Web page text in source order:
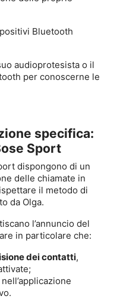
Bluetooth
audioprotesista o il
per conoscerne le
specifica:
Sport
dispongono di un
delle chiamate in
il metodo di
da Olga.
l’annuncio del
in particolare che:
dei contatti,